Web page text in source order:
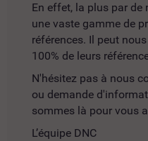
En effet, la plus par
une vaste gamme de
références. Il peut
100% de leurs
N'hésitez pas à nous
ou demande
sommes là pour vous
L’équipe DNC